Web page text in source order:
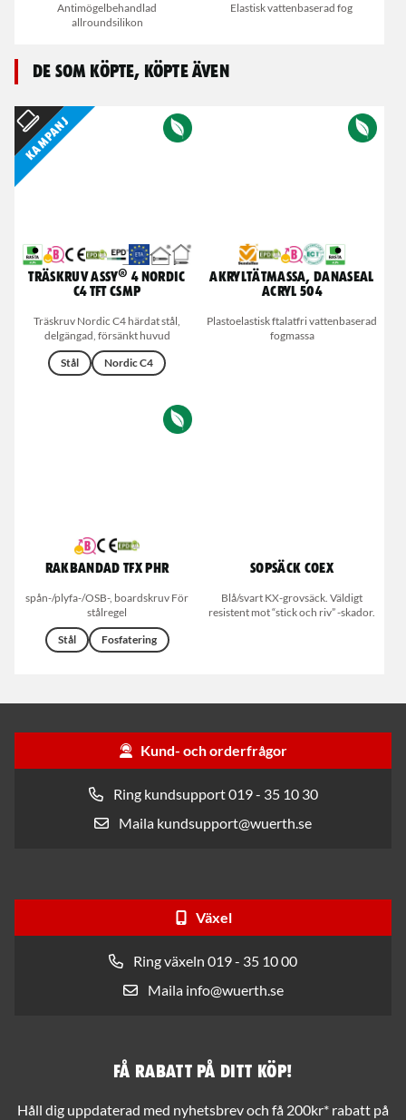
Antimögelbehandlad
allroundsilikon
Elastisk vattenbaserad fog
De som köpte, köpte även
Kampanj
Träskruv ASSY® 4 Nordic
C4 TFT CSMP
Träskruv Nordic C4 härdat stål,
delgängad, försänkt huvud
Stål
Nordic C4
Akryltätmassa, DanaSeal
Acryl 504
Plastoelastisk ftalatfri vattenbaserad
fogmassa
Rakbandad TFX PHR
spån-/plyfa-/OSB-, boardskruv För
stålregel
Stål
Fosfatering
Sopsäck Coex
Blå/svart KX-grovsäck. Väldigt
resistent mot “stick och riv” -skador.
Kund- och orderfrågor
Ring kundsupport 019 - 35 10 30
Maila kundsupport@wuerth.se
Växel
Ring växeln 019 - 35 10 00
Maila info@wuerth.se
Få rabatt på ditt köp!
Håll dig uppdaterad med nyhetsbrev och få 200kr* rabatt på